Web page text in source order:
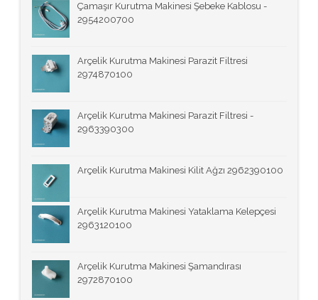
Çamaşır Kurutma Makinesi Şebeke Kablosu -
2954200700
Arçelik Kurutma Makinesi Parazit Filtresi
2974870100
Arçelik Kurutma Makinesi Parazit Filtresi -
2963390300
Arçelik Kurutma Makinesi Kilit Ağzı 2962390100
Arçelik Kurutma Makinesi Yataklama Kelepçesi
2963120100
Arçelik Kurutma Makinesi Şamandırası
2972870100